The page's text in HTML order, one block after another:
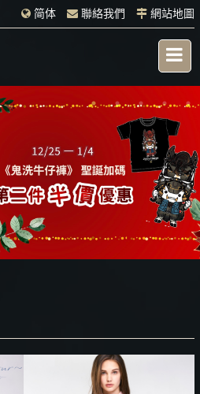
简体 聯絡我們 網站地圖